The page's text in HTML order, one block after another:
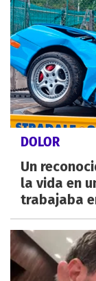
DOLOR
Un
la vida en
trabajaba